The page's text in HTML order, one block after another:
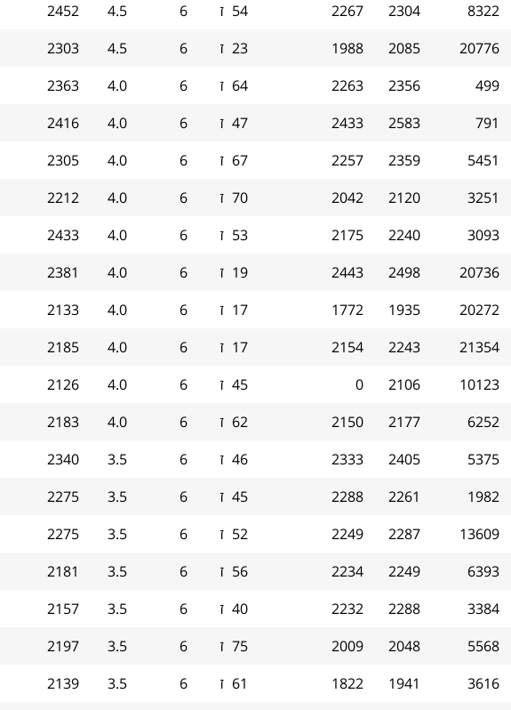
8322
2304
2267
54 ז 6
4.5
2452
20776
2085
1988
23 ז 6
4.5
2303
499
2356
2263
64 ז 6
4.0
2363
791
2583
2433
47 ז 6
4.0
2416
5451
2359
2257
67 ז 6
4.0
2305
3251
2120
2042
70 ז 6
4.0
2212
3093
2240
2175
53 ז 6
4.0
2433
20736
2498
2443
19 ז 6
4.0
2381
20272
1935
1772
17 ז 6
4.0
2133
21354
2243
2154
17 ז 6
4.0
2185
10123
2106
0
45 ז 6
4.0
2126
6252
2177
2150
62 ז 6
4.0
2183
5375
2405
2333
46 ז 6
3.5
2340
1982
2261
2288
45 ז 6
3.5
2275
13609
2287
2249
52 ז 6
3.5
2275
6393
2249
2234
56 ז 6
3.5
2181
3384
2288
2232
40 ז 6
3.5
2157
5568
2048
2009
75 ז 6
3.5
2197
3616
1941
1822
61 ז 6
3.5
2139